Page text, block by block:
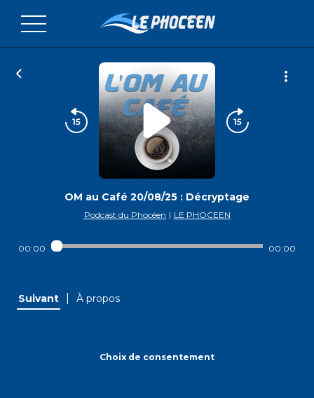
OM au Café 20/08/25 : Décryptage
Podcast du Phocéen | LE PHOCEEN
00:00 00:00
Suivant À propos
Choix de consentement